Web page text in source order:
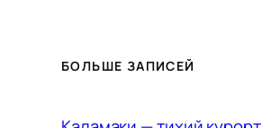
БОЛЬШЕ ЗАПИСЕЙ